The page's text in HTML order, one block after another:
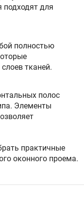
подходят для
полностью
тканей.
полос
Элементы
практичные
оконного проема.